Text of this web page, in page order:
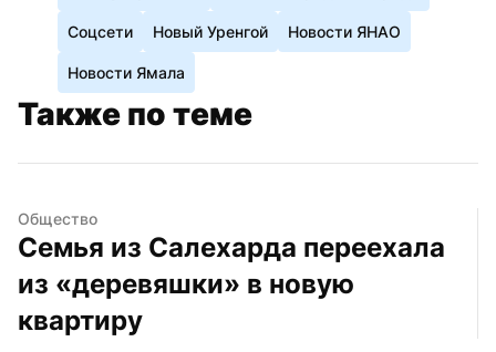
Соцсети Новый Уренгой Новости ЯНАО
Новости Ямала
Также по теме
Общество
Семья из Салехарда переехала
из «деревяшки» в новую
квартиру